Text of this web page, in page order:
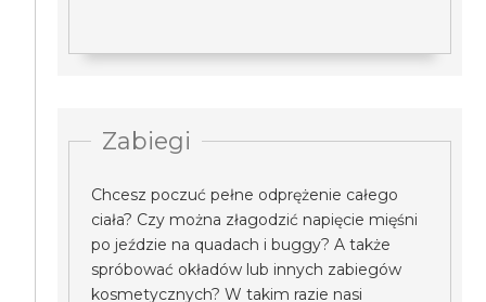
Zabiegi
Chcesz poczuć pełne odprężenie całego
ciała? Czy można złagodzić napięcie mięśni
po jeździe na quadach i buggy? A także
spróbować okładów lub innych zabiegów
kosmetycznych? W takim razie nasi